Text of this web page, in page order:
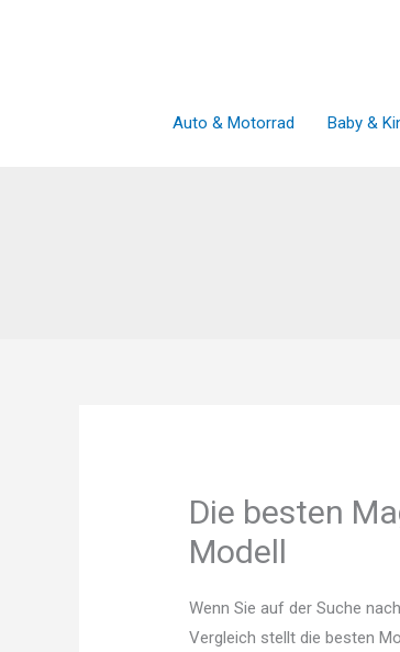
Auto & Motorrad Baby &
Die besten
Modell
Wenn Sie auf der Suche
Vergleich stellt die besten